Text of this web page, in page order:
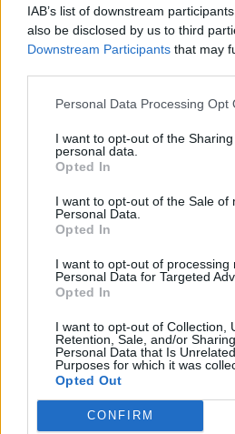
IAB’s list of downstream
also be disclosed by us to third
Downstream Participants that may
Personal Data Processing Opt
I want to opt-out of the
personal data.
Opted In
I want to opt-out of the Sale of
Personal Data.
Opted In
I want to opt-out of processing
Personal Data for Targeted
Opted In
I want to opt-out of Collection,
Retention, Sale, and/or
Personal Data that Is
Purposes for which it was
Opted Out
CONFIRM
youtube